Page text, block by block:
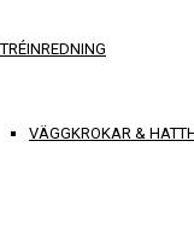
VÄGGKROKAR &